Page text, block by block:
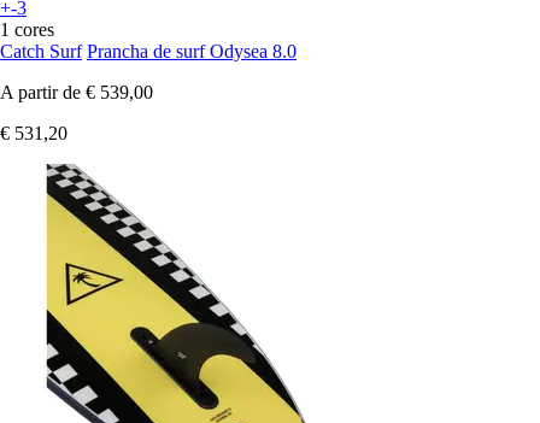
+-3
1 cores
Catch Surf Prancha de surf Odysea 8.0
A partir de € 539,00
€ 531,20